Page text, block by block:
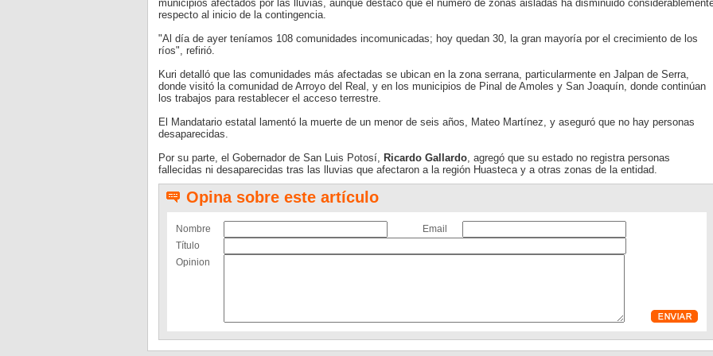
municipios afectados por las lluvias, aunque destacó que el número de zonas aisladas ha disminuido
respecto al inicio de la contingencia.
"Al día de ayer teníamos 108 comunidades incomunicadas; hoy quedan 30, la gran mayoría por el crecimiento de los
ríos", refirió.
Kuri detalló que las comunidades más afectadas se ubican en la zona serrana, particularmente en Jalpan de Serra,
donde visitó la comunidad de Arroyo del Real, y en los municipios de Pinal de Amoles y San Joaquín, donde continúan
los trabajos para restablecer el acceso terrestre.
El Mandatario estatal lamentó la muerte de un menor de seis años, Mateo Martínez, y aseguró que no hay personas
desaparecidas.
Por su parte, el Gobernador de San Luis Potosí, Ricardo Gallardo, agregó que su estado no registra personas
fallecidas ni desaparecidas tras las lluvias que afectaron a la región Huasteca y a otras zonas de la entidad.
Opina sobre este artículo
Nombre
Email
Título
Opinion